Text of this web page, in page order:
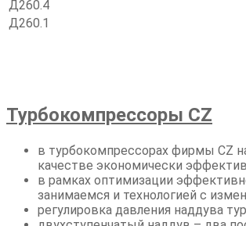
Д260.4
Д260.1
Турбокомпрессоры CZ
в турбокомпрессорах фирмы СZ
качестве экономически
в рамках оптимизации
занимаемся и технологией с
регулировка давления наддува